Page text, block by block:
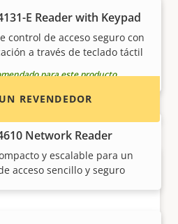
E Reader with Keypad
control de acceso seguro con
a través de teclado táctil
para este producto
Network Reader
y escalable para un
acceso sencillo y seguro
integradores de
de productos y
de Axis.
REVENDEDOR